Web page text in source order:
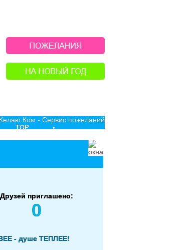
TOP
•
Друзей приглашено:
0
- душе ТЕПЛЕЕ!